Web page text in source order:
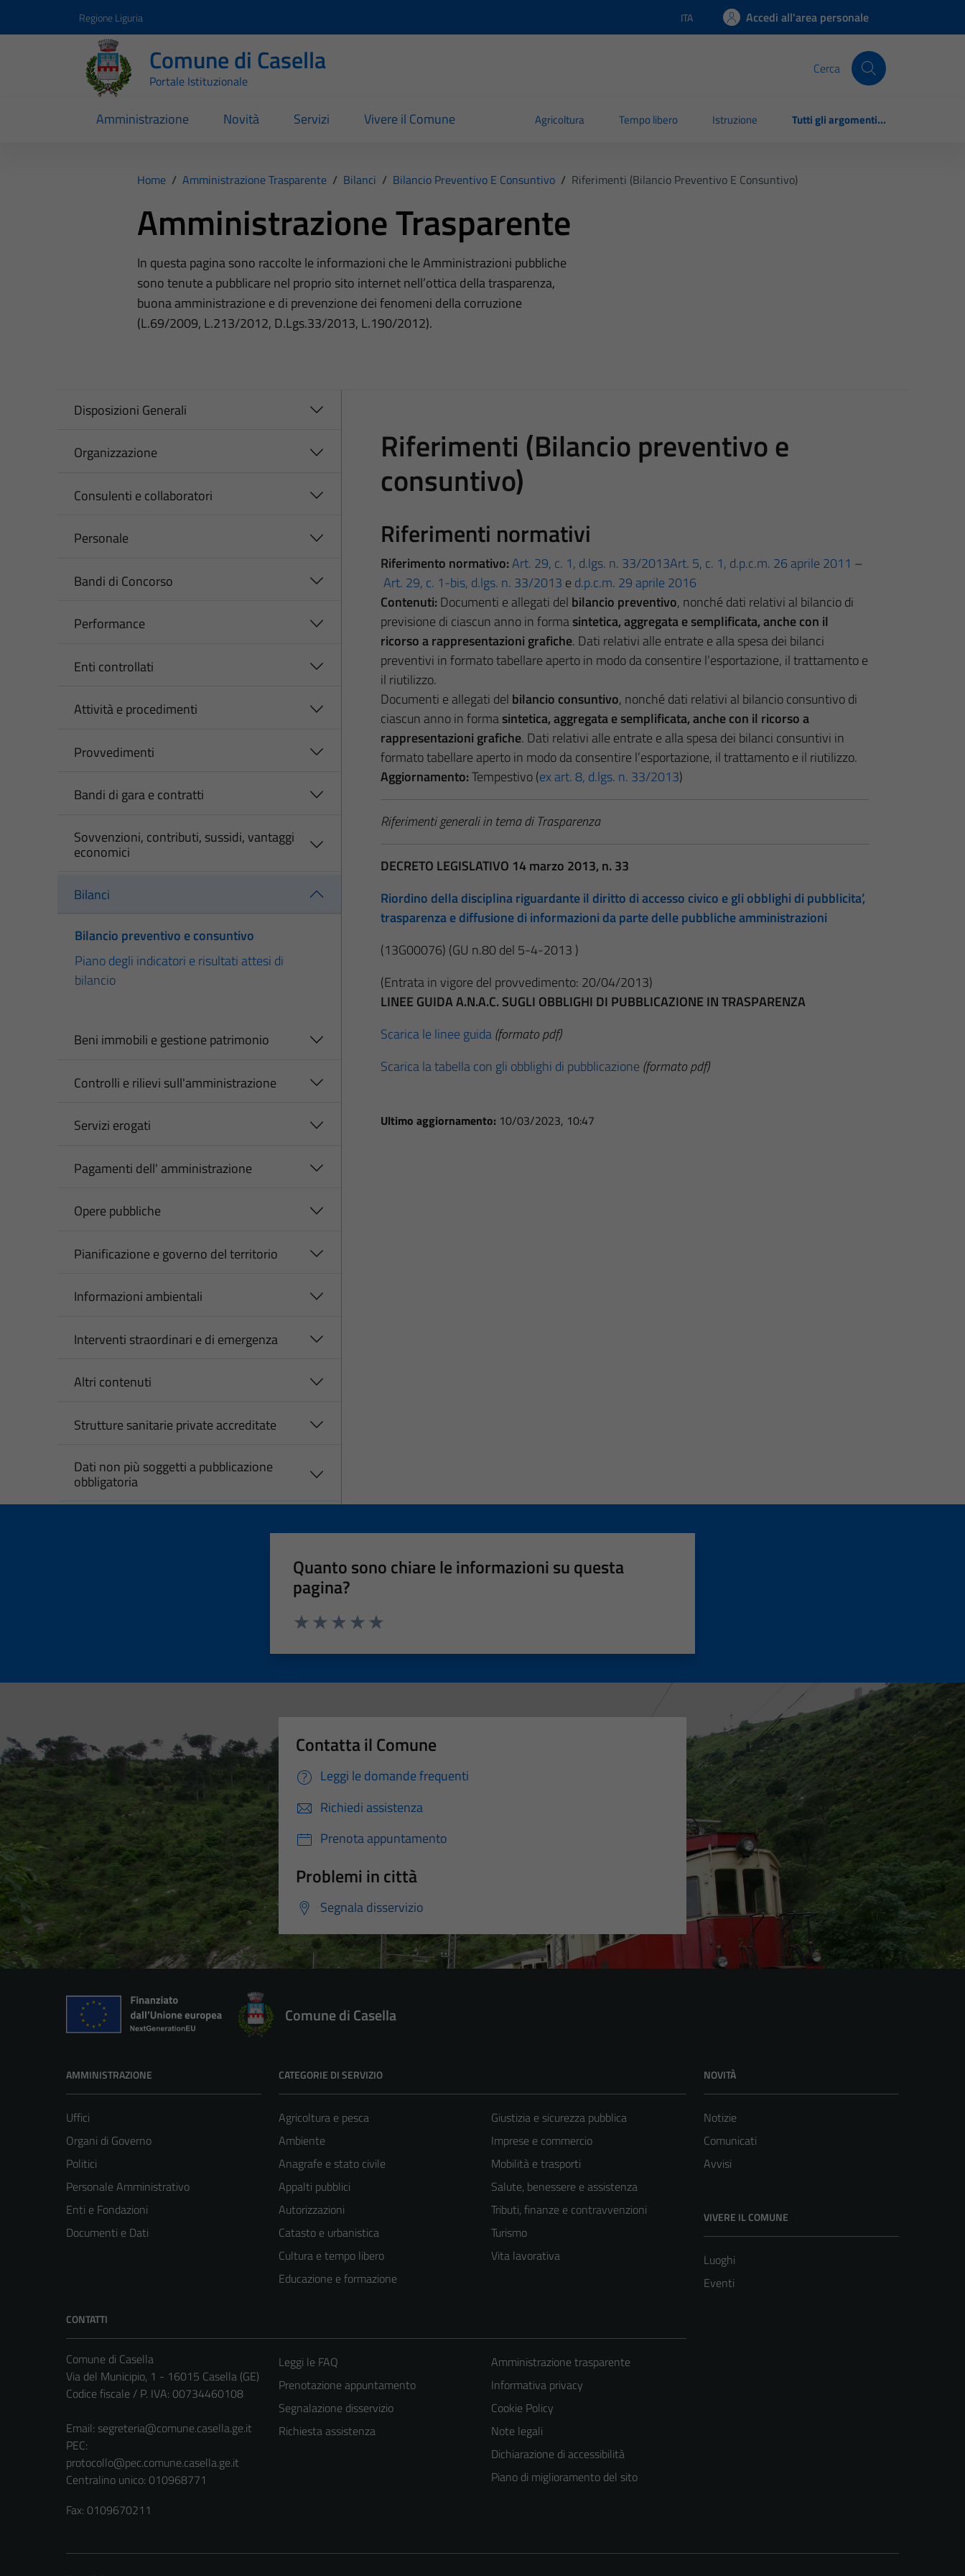
Regione Liguria Lingua attiva:
ITA Accedi all'area personale
Comune di Casella
Portale Istituzionale
Cerca
Amministrazione Novità Servizi Vivere il Comune Agricoltura Tempo libero Istruzione Tutti gli argomenti...
Home / Amministrazione Trasparente / Bilanci / Bilancio Preventivo E Consuntivo / Riferimenti (Bilancio Preventivo E Consuntivo)
Amministrazione Trasparente
In questa pagina sono raccolte le informazioni che le Amministrazioni pubbliche
sono tenute a pubblicare nel proprio sito internet nell’ottica della trasparenza,
buona amministrazione e di prevenzione dei fenomeni della corruzione
(L.69/2009, L.213/2012, D.Lgs.33/2013, L.190/2012).
Disposizioni Generali
Organizzazione
Consulenti e collaboratori
Personale
Bandi di Concorso
Performance
Enti controllati
Attività e procedimenti
Provvedimenti
Bandi di gara e contratti
Sovvenzioni, contributi, sussidi, vantaggi
economici
Bilanci
Bilancio preventivo e consuntivo
Piano degli indicatori e risultati attesi di
bilancio
Beni immobili e gestione patrimonio
Controlli e rilievi sull'amministrazione
Servizi erogati
Pagamenti dell' amministrazione
Opere pubbliche
Pianificazione e governo del territorio
Informazioni ambientali
Interventi straordinari e di emergenza
Altri contenuti
Strutture sanitarie private accreditate
Dati non più soggetti a pubblicazione
obbligatoria
Riferimenti (Bilancio preventivo e
consuntivo)
Riferimenti normativi
Riferimento normativo:Art. 29, c. 1, d.lgs. n. 33/2013Art. 5, c. 1, d.p.c.m. 26 aprile 2011 –
Art. 29, c. 1-bis, d.lgs. n. 33/2013 e d.p.c.m. 29 aprile 2016
Contenuti: Documenti e allegati del bilancio preventivo, nonché dati relativi al bilancio di
previsione di ciascun anno in formasintetica, aggregata e semplificata, anche con il
ricorso a rappresentazioni grafiche. Dati relativi alle entrate e alla spesa dei bilanci
preventivi in formato tabellare aperto in modo da consentire l’esportazione, il trattamento e
il riutilizzo.
Documenti e allegati del bilancio consuntivo, nonché dati relativi al bilancio consuntivo di
ciascun anno in formasintetica, aggregata e semplificata, anche con il ricorso a
rappresentazioni grafiche. Dati relativi alle entrate e alla spesa dei bilanci consuntivi in
formato tabellare aperto in modo da consentire l’esportazione, il trattamento e il riutilizzo.
Aggiornamento:Tempestivo (ex art. 8, d.lgs. n. 33/2013)
Riferimenti generali in tema di Trasparenza
DECRETO LEGISLATIVO 14 marzo 2013, n. 33
Riordino della disciplina riguardante il diritto di accesso civico e gli obblighi di pubblicita’,
trasparenza e diffusione di informazioni da parte delle pubbliche amministrazioni
(13G00076) (GU n.80 del 5-4-2013 )
(Entrata in vigore del provvedimento: 20/04/2013)
LINEE GUIDA A.N.A.C. SUGLI OBBLIGHI DI PUBBLICAZIONE IN TRASPARENZA
Scarica le linee guida(formato pdf)
Scarica la tabella con gli obblighi di pubblicazione (formato pdf)
Ultimo aggiornamento: 10/03/2023, 10:47
Quanto sono chiare le informazioni su questa
pagina?
Contatta il Comune
Leggi le domande frequenti
Richiedi assistenza
Prenota appuntamento
Problemi in città
Segnala disservizio
Comune di Casella
AMMINISTRAZIONE
Uffici
Organi di Governo
Politici
Personale Amministrativo
Enti e Fondazioni
Documenti e Dati
CATEGORIE DI SERVIZIO
Agricoltura e pesca
Ambiente
Anagrafe e stato civile
Appalti pubblici
Autorizzazioni
Catasto e urbanistica
Cultura e tempo libero
Educazione e formazione
Giustizia e sicurezza pubblica
Imprese e commercio
Mobilità e trasporti
Salute, benessere e assistenza
Tributi, finanze e contravvenzioni
Turismo
Vita lavorativa
NOVITÀ
Notizie
Comunicati
Avvisi
VIVERE IL COMUNE
Luoghi
Eventi
CONTATTI
Comune di Casella
Via del Municipio, 1 - 16015 Casella (GE)
Codice fiscale / P. IVA: 00734460108
Email: segreteria@comune.casella.ge.it
PEC:
protocollo@pec.comune.casella.ge.it
Centralino unico: 010968771
Fax: 0109670211
Leggi le FAQ
Prenotazione appuntamento
Segnalazione disservizio
Richiesta assistenza
Amministrazione trasparente
Informativa privacy
Cookie Policy
Note legali
Dichiarazione di accessibilità
Piano di miglioramento del sito
Tecnici
Questi cookie
sono necessari